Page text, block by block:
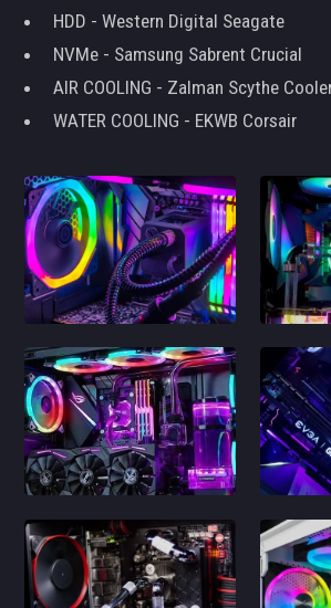
HDD - Western Digital Seagate
NVMe - Samsung Sabrent Crucial
AIR COOLING - Zalman Scythe
WATER COOLING - EKWB Corsair